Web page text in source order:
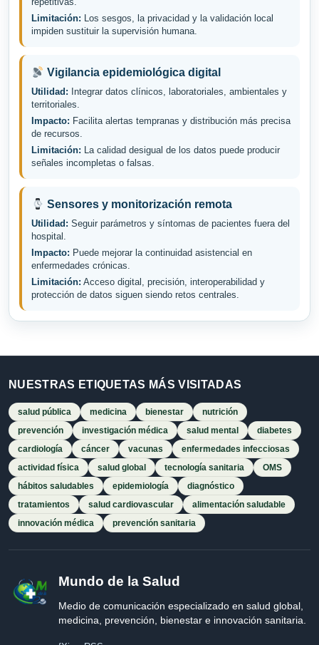
Limitación: Los sesgos, la privacidad y la validación local
impiden sustituir la supervisión humana.
Vigilancia epidemiológica digital
Utilidad: Integrar datos clínicos, laboratoriales, ambientales y
territoriales.
Impacto: Facilita alertas tempranas y distribución más precisa
de recursos.
Limitación: La calidad desigual de los datos puede producir
señales incompletas o falsas.
Sensores y monitorización remota
Utilidad: Seguir parámetros y síntomas de pacientes fuera del
hospital.
Impacto: Puede mejorar la continuidad asistencial en
enfermedades crónicas.
Limitación: Acceso digital, precisión, interoperabilidad y
protección de datos siguen siendo retos centrales.
NUESTRAS ETIQUETAS MÁS VISITADAS
salud pública medicina bienestar
nutrición
prevención
investigación médica salud mental
diabetes
cardiología
cáncer vacunas
enfermedades infecciosas
actividad física
salud global tecnología sanitaria
OMS
hábitos saludables
epidemiología
diagnóstico
tratamientos
salud cardiovascular
alimentación saludable
innovación médica
prevención sanitaria
Mundo de la Salud
Medio de comunicación especializado en salud global,
medicina, prevención, bienestar e innovación sanitaria.